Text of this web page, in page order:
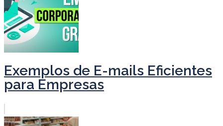
Exemplos de E-mails Eficientes
para Empresas